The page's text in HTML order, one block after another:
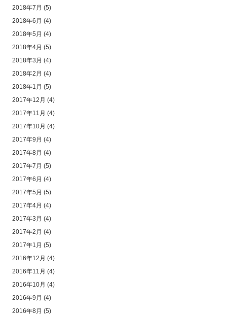
2018年7月 (5)
2018年6月 (4)
2018年5月 (4)
2018年4月 (5)
2018年3月 (4)
2018年2月 (4)
2018年1月 (5)
2017年12月 (4)
2017年11月 (4)
2017年10月 (4)
2017年9月 (4)
2017年8月 (4)
2017年7月 (5)
2017年6月 (4)
2017年5月 (5)
2017年4月 (4)
2017年3月 (4)
2017年2月 (4)
2017年1月 (5)
2016年12月 (4)
2016年11月 (4)
2016年10月 (4)
2016年9月 (4)
2016年8月 (5)